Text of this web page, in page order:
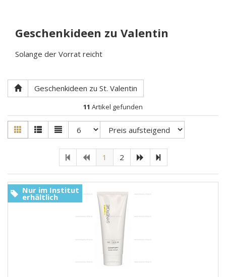
Geschenkideen zu Valentin
Solange der Vorrat reicht
Geschenkideen zu St. Valentin
11 Artikel gefunden
1 2
Nur im Institut
erhältlich